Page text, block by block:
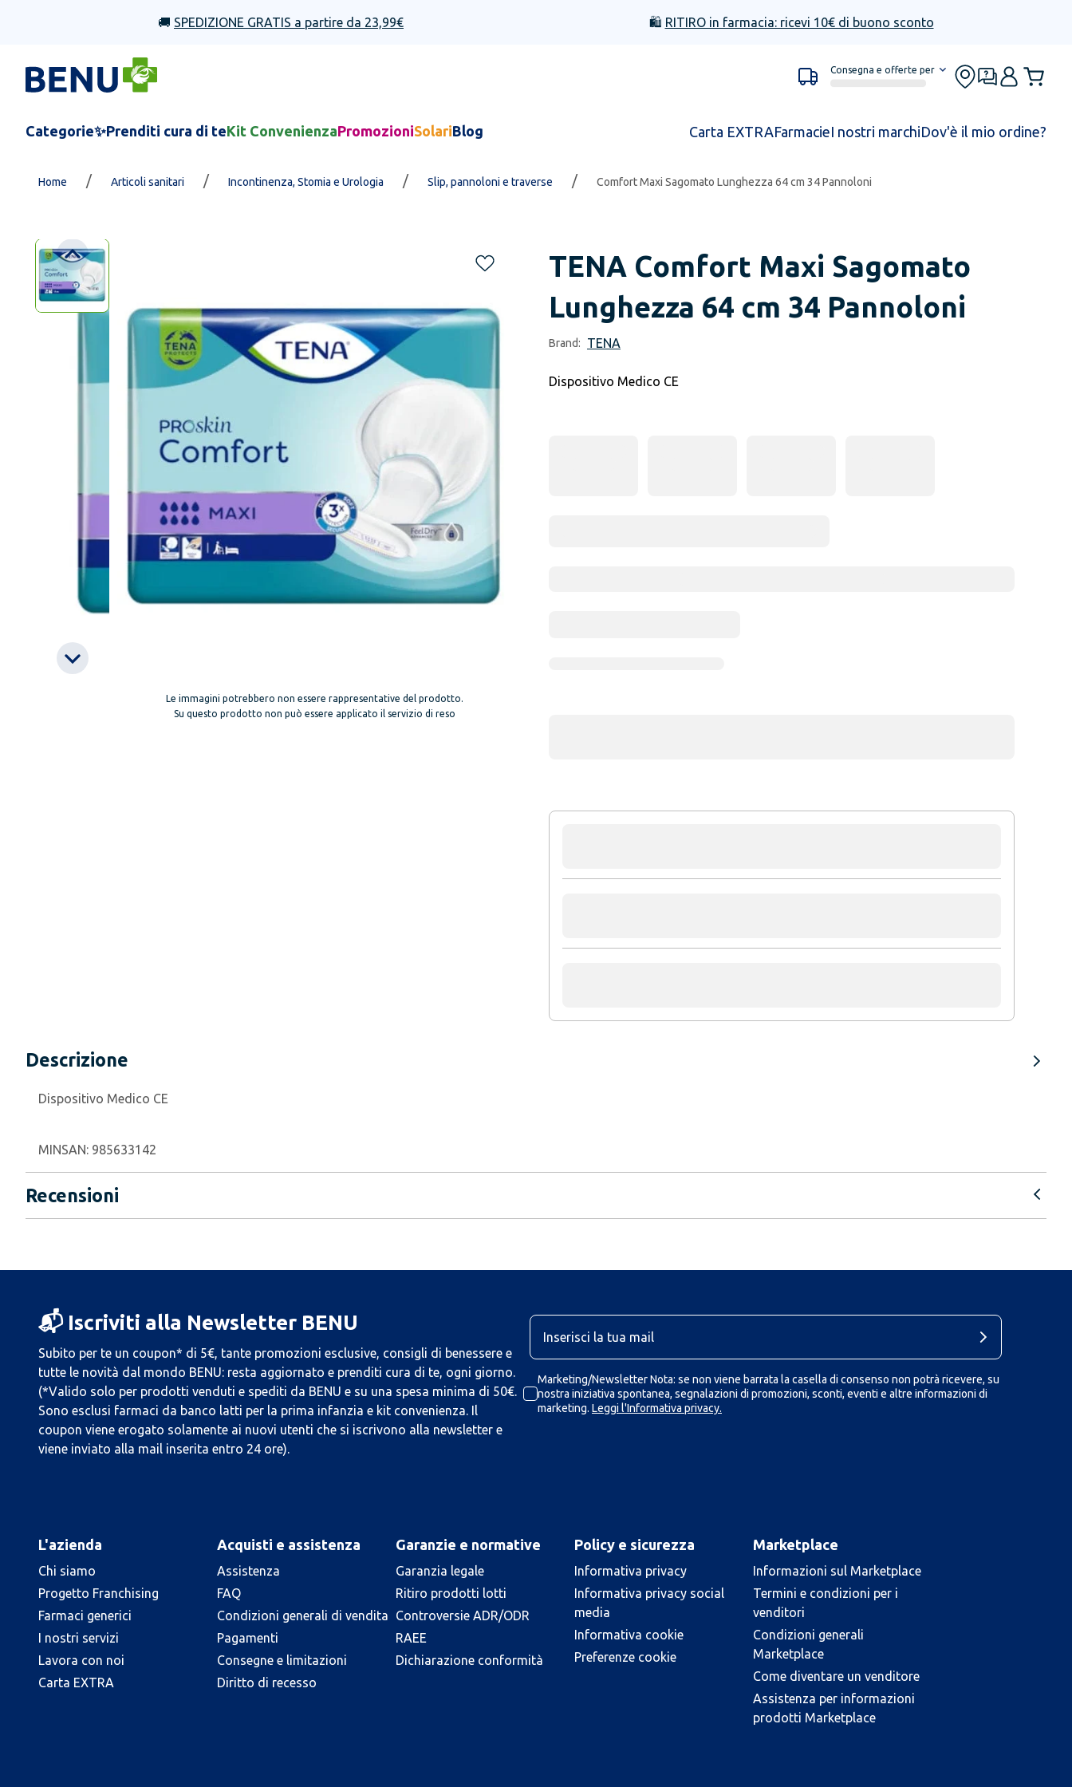
🚚 SPEDIZIONE GRATIS a partire da 23,99€ 🛍️ RITIRO in farmacia: ricevi 10€ di buono sconto
Consegna e offerte per
Categorie✨Prenditi cura di teKit ConvenienzaPromozioniSolariBlog Carta EXTRAFarmacieI nostri marchiDov'è il mio ordine?
Home / Articoli sanitari / Incontinenza, Stomia e Urologia / Slip, pannoloni e traverse / Comfort Maxi Sagomato Lunghezza 64 cm 34 Pannoloni
Le immagini potrebbero non essere rappresentative del prodotto.
Su questo prodotto non può essere applicato il servizio di reso
TENA Comfort Maxi Sagomato
Lunghezza 64 cm 34 Pannoloni
Brand: TENA
Dispositivo Medico CE
Descrizione
Dispositivo Medico CE
MINSAN: 985633142
Recensioni
📬 Iscriviti alla Newsletter BENU
Subito per te un coupon* di 5€, tante promozioni esclusive, consigli di benessere e
tutte le novità dal mondo BENU: resta aggiornato e prenditi cura di te, ogni giorno.
(*Valido solo per prodotti venduti e spediti da BENU e su una spesa minima di 50€.
Sono esclusi farmaci da banco latti per la prima infanzia e kit convenienza. Il
coupon viene erogato solamente ai nuovi utenti che si iscrivono alla newsletter e
viene inviato alla mail inserita entro 24 ore).
Marketing/Newsletter Nota: se non viene barrata la casella di consenso non potrà ricevere, su
nostra iniziativa spontanea, segnalazioni di promozioni, sconti, eventi e altre informazioni di
marketing. Leggi l'Informativa privacy.
L'azienda
Chi siamo
Progetto Franchising
Farmaci generici
I nostri servizi
Lavora con noi
Carta EXTRA
Acquisti e assistenza
Assistenza
FAQ
Condizioni generali di vendita
Pagamenti
Consegne e limitazioni
Diritto di recesso
Garanzie e normative
Garanzia legale
Ritiro prodotti lotti
Controversie ADR/ODR
RAEE
Dichiarazione conformità
Policy e sicurezza
Informativa privacy
Informativa privacy social
media
Informativa cookie
Preferenze cookie
Marketplace
Informazioni sul Marketplace
Termini e condizioni per i
venditori
Condizioni generali
Marketplace
Come diventare un venditore
Assistenza per informazioni
prodotti Marketplace